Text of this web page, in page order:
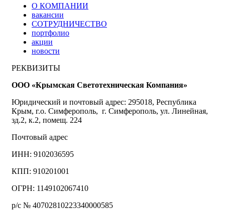
О КОМПАНИИ
вакансии
СОТРУДНИЧЕСТВО
портфолио
акции
новости
РЕКВИЗИТЫ
ООО «Крымская Светотехническая Компания»
Юридический и почтовый адрес: 295018, Республика
Крым, г.о. Симферополь, г. Симферополь, ул. Линейная,
зд.2, к.2, помещ. 224
Почтовый адрес
ИНН: 9102036595
КПП: 910201001
ОГРН: 1149102067410
р/с № 40702810223340000585